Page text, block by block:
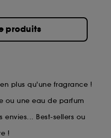
produits
plus qu'une fragrance !
ou une eau de parfum
Best-sellers ou
!